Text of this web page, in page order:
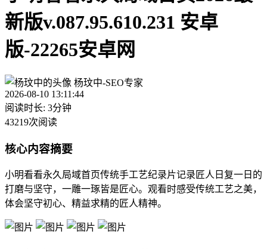
新版v.087.95.610.231 安卓
版-22265安卓网
杨玟中-SEO专家
2026-08-10 13:11:44
阅读时长: 3分钟
43219次阅读
核心内容摘要
小明看看永久局域首页传统手工艺纪录片记录匠人日复一日的
打磨与坚守，一雕一琢皆是匠心。观看时感受传统工艺之美，
体会坚守初心、精益求精的匠人精神。